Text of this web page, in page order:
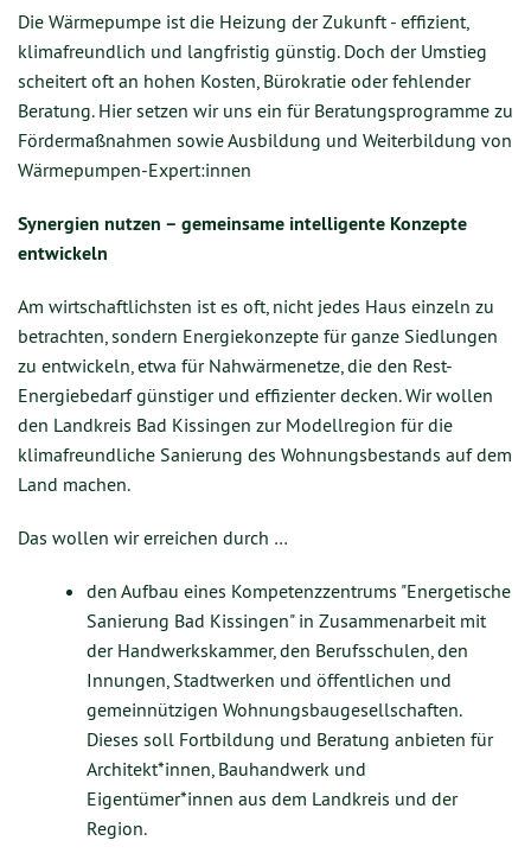
Die Wärmepumpe ist die Heizung der Zukunft - effizient,
klimafreundlich und langfristig günstig. Doch der Umstieg
scheitert oft an hohen Kosten, Bürokratie oder fehlender
Beratung. Hier setzen wir uns ein für Beratungsprogramme zu
Fördermaßnahmen sowie Ausbildung und Weiterbildung von
Wärmepumpen-Expert:innen
Synergien nutzen – gemeinsame intelligente Konzepte
entwickeln
Am wirtschaftlichsten ist es oft, nicht jedes Haus einzeln zu
betrachten, sondern Energiekonzepte für ganze Siedlungen
zu entwickeln, etwa für Nahwärmenetze, die den Rest-
Energiebedarf günstiger und effizienter decken. Wir wollen
den Landkreis Bad Kissingen zur Modellregion für die
klimafreundliche Sanierung des Wohnungsbestands auf dem
Land machen.
Das wollen wir erreichen durch …
den Aufbau eines Kompetenzzentrums "Energetische
Sanierung Bad Kissingen" in Zusammenarbeit mit
der Handwerkskammer, den Berufsschulen, den
Innungen, Stadtwerken und öffentlichen und
gemeinnützigen Wohnungsbaugesellschaften.
Dieses soll Fortbildung und Beratung anbieten für
Architekt*innen, Bauhandwerk und
Eigentümer*innen aus dem Landkreis und der
Region.